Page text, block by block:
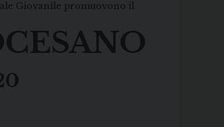
Giovanile promuovono il